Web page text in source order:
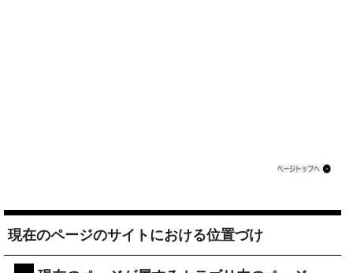
現在のページのサイトにおける位置づけ